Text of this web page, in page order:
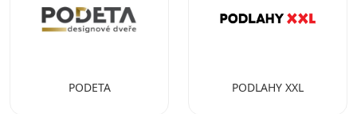
PODETA PODLAHY XXL